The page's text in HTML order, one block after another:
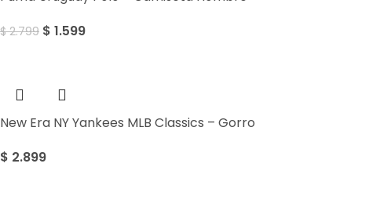
$2.799 $ 1.599
New Era NY Yankees MLB Classics – Gorro
$ 2.899